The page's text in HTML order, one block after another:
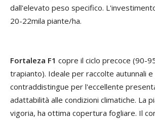
dall'elevato peso specifico.
20-22mila piante/ha.
Fortaleza F1 copre il ciclo precoce (90-
trapianto). Ideale per raccolte autunnali
contraddistingue per l'eccellente
adattabilità alle condizioni climatiche. La
vigoria, ha ottima copertura fogliare. Il